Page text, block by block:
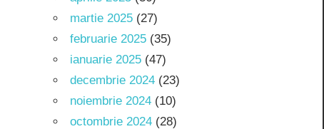
martie 2025(27)
februarie 2025(35)
ianuarie 2025(47)
decembrie 2024(23)
noiembrie 2024(10)
octombrie 2024(28)